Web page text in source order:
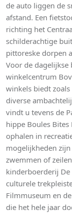
de auto liggen de
afstand. Een
richting het
schilderachtige
pittoreske dorpen
Voor de
winkelcentrum
winkels biedt
diverse
vindt u tevens de
hippe Boules
ophalen in
mogelijkheden
zwemmen of
kinderboerderij
culturele
Filmmuseum en
die het hele jaar